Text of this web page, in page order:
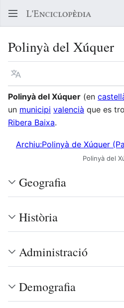
Polinyà del Xúquer
Llegir en un atre idioma
Polinyà del Xúquer (en
un municipi valencià que es
Ribera Baixa.
Archiu:Polinyà de Xúquer
Polinyà del
Geografia
Història
Administració
Demografia